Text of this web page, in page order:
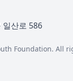
일산로 586
Foundation. All